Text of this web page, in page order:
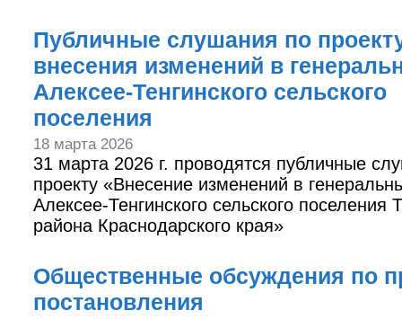
Публичные слушания по
внесения изменений в
Алексее-Тенгинского сельского
поселения
18 марта 2026
31 марта 2026 г. проводятся публичные
проекту «Внесение изменений в
Алексее-Тенгинского сельского поселения
района Краснодарского края»
Общественные обсуждения по
постановления